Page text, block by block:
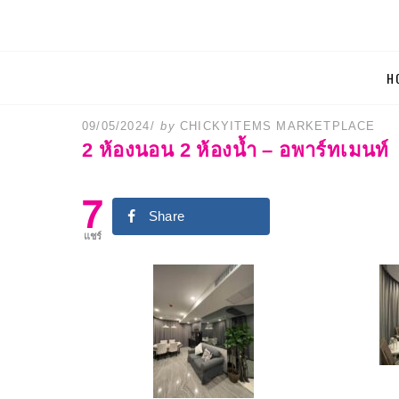
บทความและรีวิ
และ brandname
POSTED
ON
09/05/2024 byCHICKYITEMS MARKETPLACE
2 ห้องนอน 2 ห้องน้ำ – อพาร์ทเมนท์
7
แชร์
Share
1 ห้องนอน 1 ห้องน้ำ – อพาร์ทเมนท์